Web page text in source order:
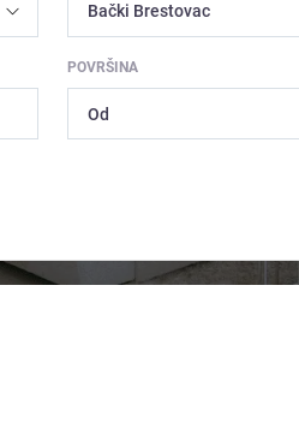
POVRŠINA